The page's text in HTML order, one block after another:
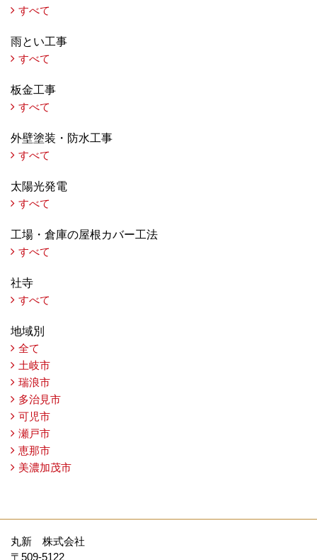
すべて
雨とい工事
すべて
板金工事
すべて
外壁塗装・防水工事
すべて
太陽光発電
すべて
工場・倉庫の屋根カバー工法
すべて
社寺
すべて
地域別
全て
土岐市
瑞浪市
多治見市
可児市
瀬戸市
恵那市
美濃加茂市
丸新 株式会社
〒509-5122